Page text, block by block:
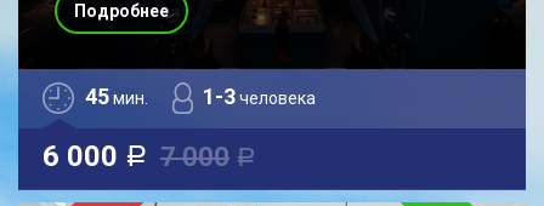
45мин. 1-3человека
6 000 a 7 000 a
Подробнее